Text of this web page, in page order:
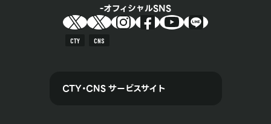
オフィシャルSNS
CTY CNS
CTY・CNS サービスサイト